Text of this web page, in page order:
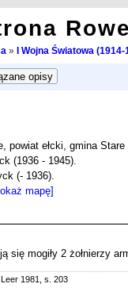
» I Wojna Światowa (1914-
powiat ełcki, gmina Stare
(1936 - 1945).
(- 1936).
mapę]
się mogiły 2 żołnierzy
1981, s. 203